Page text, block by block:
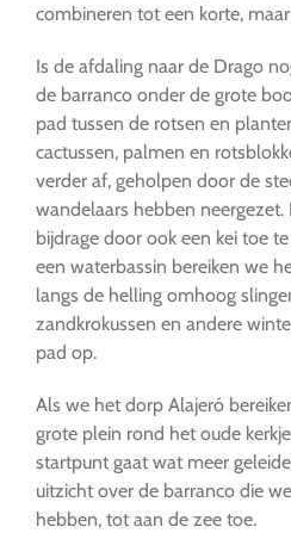
combineren tot een korte,
Is de afdaling naar de Drago
de barranco onder de grote
pad tussen de rotsen en
cactussen, palmen en
verder af, geholpen door de
wandelaars hebben
bijdrage door ook een kei toe
een waterbassin bereiken we
langs de helling omhoog
zandkrokussen en andere
pad op.
Als we het dorp Alajeró
grote plein rond het oude
startpunt gaat wat meer
uitzicht over de barranco die
hebben, tot aan de zee toe.